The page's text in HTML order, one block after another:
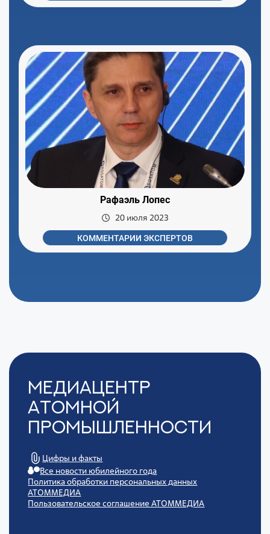
Рафаэль Лопес
20 июля 2023
КОММЕНТАРИИ ЭКСПЕРТОВ
Медиацентр
Атомной
Промышленности
Цифры и факты
Все новости юбилейного года
Политика обработки персональных данных
АТОММЕДИА
Пользовательское соглашение АТОММЕДИА